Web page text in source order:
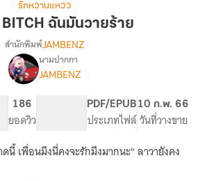
รักหวานแหวว
BITCH ฉันมันวายร้าย
เรื่อง[END
ทำ
ฉัน
สำนักพิมพ์JAMBENZ
นามปากกา
JAMBENZ
186
ยอดวิว
PDF/EPUB
ประเภทไฟล์
10 ก.พ. 66
วันที่วางขาย
นี้ เพื่อนมึงนี่คงจะรักมึงมากนะ" ลาวายังคง